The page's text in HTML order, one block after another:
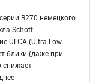
B270 немецкого
Schott.
ULCA (Ultra Low
блики (даже при
снижает